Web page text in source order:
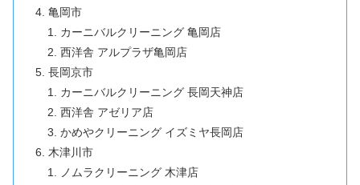
亀岡市
カーニバルクリーニング 亀岡店
西洋舎 アルプラザ亀岡店
長岡京市
カーニバルクリーニング 長岡天神店
西洋舎 アゼリア店
かめやクリーニング イズミヤ長岡店
木津川市
ノムラクリーニング 木津店